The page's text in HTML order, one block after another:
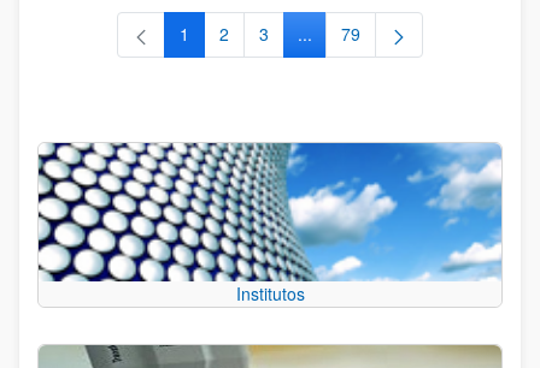
Página
1 Página
2 Página
3 ...Páginas intermedias Use TAB
Página
79
Institutos